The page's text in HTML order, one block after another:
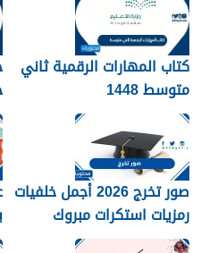
كتاب المهارات الرقمية ثاني
متوسط 1448
صور تخرج 2026 أجمل خلفيات
رمزيات استكرات مبروك
التخرج 1448